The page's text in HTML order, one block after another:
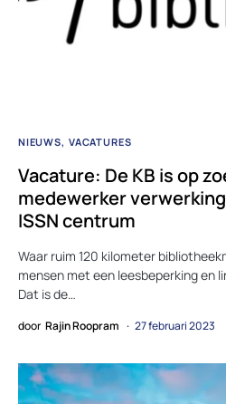
NIEUWS VACATURES
Vacature: De KB is op
medewerker
ISSN centrum
Waar ruim 120 kilometer
mensen met een leesbeperking en
Dat is de…
door Rajin Roopram 27 februari 2023